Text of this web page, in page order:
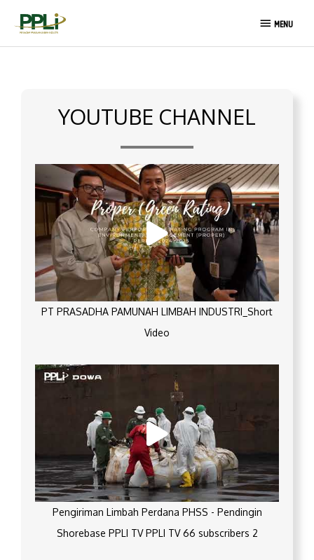
MENU
MENU
YOUTUBE CHANNEL
PT PRASADHA PAMUNAH LIMBAH INDUSTRI_Short
Video
Pengiriman Limbah Perdana PHSS - Pendingin
Shorebase PPLI TV PPLI TV 66 subscribers 2